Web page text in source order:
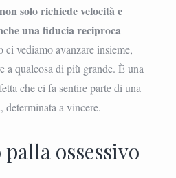
solo richiede velocità e
una fiducia reciproca
ci vediamo avanzare insieme,
a qualcosa di più grande. È una
che ci fa sentire parte di una
determinata a vincere.
ossessivo